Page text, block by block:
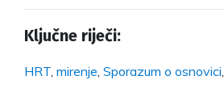
Ključne riječi:
HRT, mirenje, Sporazum o osnovici,